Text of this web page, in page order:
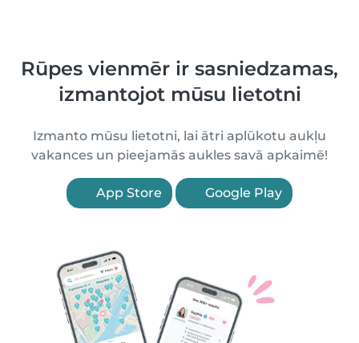
Rūpes vienmēr ir sasniedzamas,
izmantojot mūsu lietotni
Izmanto mūsu lietotni, lai ātri aplūkotu aukļu
vakances un pieejamās aukles savā apkaimē!
App Store Google Play